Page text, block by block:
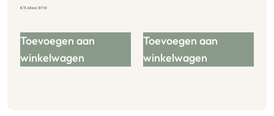
€11,48incl. BTW
Toevoegen aan
winkelwagen
Toevoegen aan
winkelwagen